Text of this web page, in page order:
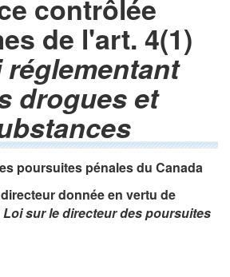
contrôlée
de l'art. 4(1)
réglementant
drogues et
poursuites pénales du Canada
donnée en vertu de
Loi sur le directeur des poursuites